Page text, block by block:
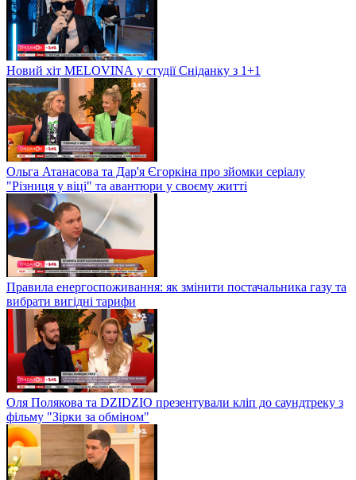
Новий хіт MELOVINА у студії Сніданку з 1+1
Ольга Атанасова та Дар'я Єгоркіна про зйомки серіалу
"Різниця у віці" та авантюри у своєму житті
Правила енергоспоживання: як змінити постачальника газу та
вибрати вигідні тарифи
Оля Полякова та DZIDZIO презентували кліп до саундтреку з
фільму "Зірки за обміном"